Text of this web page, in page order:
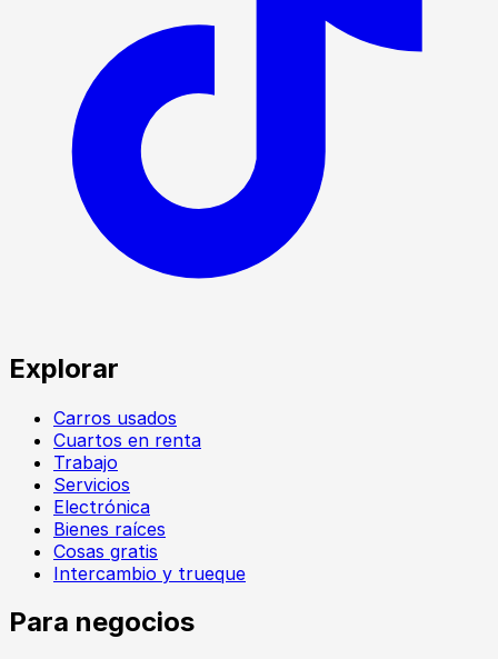
Explorar
Carros usados
Cuartos en renta
Trabajo
Servicios
Electrónica
Bienes raíces
Cosas gratis
Intercambio y trueque
Para negocios